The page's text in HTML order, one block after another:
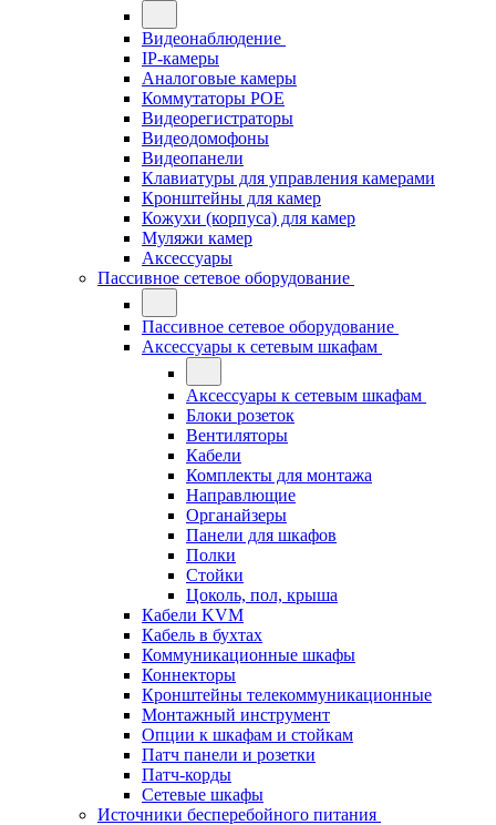
Видеонаблюдение
IP-камеры
Аналоговые камеры
Коммутаторы POE
Видеорегистраторы
Видеодомофоны
Видеопанели
Клавиатуры для управления камерами
Кронштейны для камер
Кожухи (корпуса) для камер
Муляжи камер
Аксессуары
Пассивное сетевое оборудование
Пассивное сетевое оборудование
Аксессуары к сетевым шкафам
Аксессуары к сетевым шкафам
Блоки розеток
Вентиляторы
Кабели
Комплекты для монтажа
Направлющие
Органайзеры
Панели для шкафов
Полки
Стойки
Цоколь, пол, крыша
Кабели KVM
Кабель в бухтах
Коммуникационные шкафы
Коннекторы
Кронштейны телекоммуникационные
Монтажный инструмент
Опции к шкафам и стойкам
Патч панели и розетки
Патч-корды
Сетевые шкафы
Источники бесперебойного питания